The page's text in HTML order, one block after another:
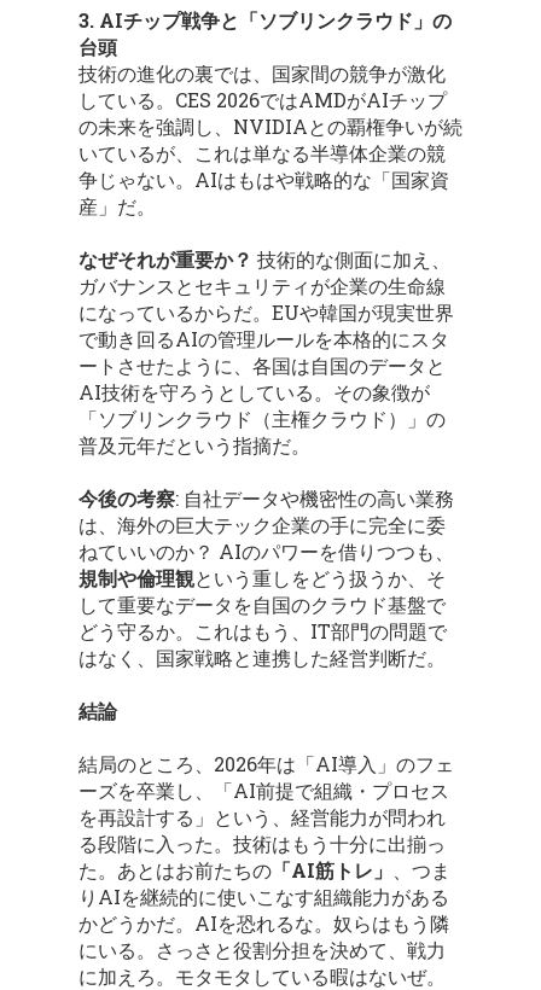
3. AIチップ戦争と「ソブリンクラウド」の
台頭
技術の進化の裏では、国家間の競争が激化
している。CES 2026ではAMDがAIチップ
の未来を強調し、NVIDIAとの覇権争いが続
いているが、これは単なる半導体企業の競
争じゃない。AIはもはや戦略的な「国家資
産」だ。
なぜそれが重要か？ 技術的な側面に加え、
ガバナンスとセキュリティが企業の生命線
になっているからだ。EUや韓国が現実世界
で動き回るAIの管理ルールを本格的にスタ
ートさせたように、各国は自国のデータと
AI技術を守ろうとしている。その象徴が
「ソブリンクラウド（主権クラウド）」の
普及元年だという指摘だ。
今後の考察: 自社データや機密性の高い業務
は、海外の巨大テック企業の手に完全に委
ねていいのか？ AIのパワーを借りつつも、
規制や倫理観という重しをどう扱うか、そ
して重要なデータを自国のクラウド基盤で
どう守るか。これはもう、IT部門の問題で
はなく、国家戦略と連携した経営判断だ。
結論
結局のところ、2026年は「AI導入」のフェ
ーズを卒業し、「AI前提で組織・プロセス
を再設計する」という、経営能力が問われ
る段階に入った。技術はもう十分に出揃っ
た。あとはお前たちの「AI筋トレ」
、つま
りAIを継続的に使いこなす組織能力がある
かどうかだ。AIを恐れるな。奴らはもう隣
にいる。さっさと役割分担を決めて、戦力
に加えろ。モタモタしている暇はないぜ。